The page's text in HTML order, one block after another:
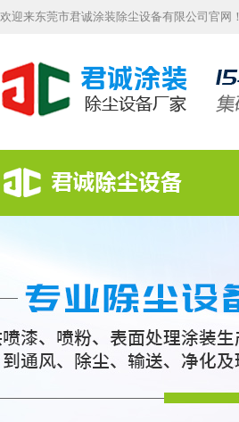
欢迎来东莞市君诚涂装除尘设备有限公司官网！